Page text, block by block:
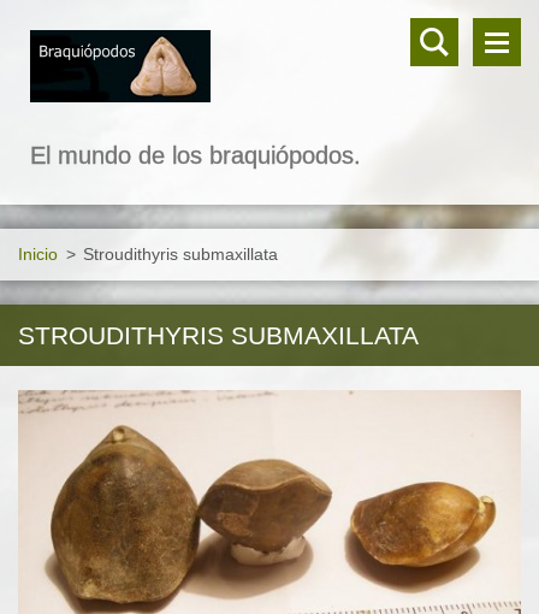
El mundo de los braquiópodos.
Inicio > Stroudithyris submaxillata
STROUDITHYRIS SUBMAXILLATA